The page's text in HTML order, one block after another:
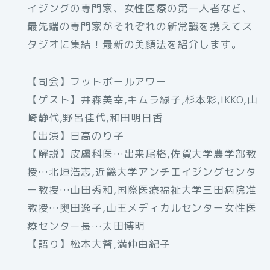
イジングの専門家、女性医療の第一人者など、
最先端の専門家がそれぞれの新常識を携えてス
タジオに集結！最新の美顔法を紹介します。
【司会】フットボールアワー
【ゲスト】井森美幸,キムラ緑子,杉本彩,IKKO,山
崎静代,野呂佳代,和田明日香
【出演】日高のり子
【解説】皮膚科医…出来尾格,佐賀大学農学部教
授…北垣浩志,近畿大学アンチエイジングセンタ
ー教授…山田秀和,国際医療福祉大学三田病院准
教授…奥田逸子,山王メディカルセンター女性医
療センター長…太田博明
【語り】松本大督,満仲由紀子